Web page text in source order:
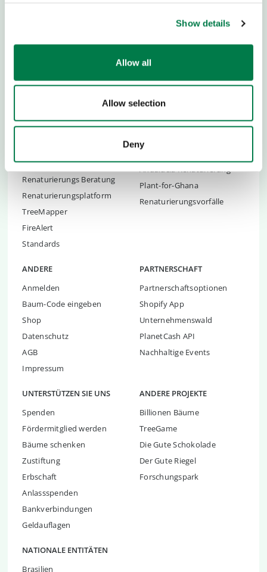
Show details
Allow all
Allow selection
Deny
Karriere
Partnerschule
Global Ambassadors Council
Kinderkonferenzen
Das FÖJ
en
Renaturierungs Beratung
Renaturierungsplatform
TreeMapper
FireAlert
Standards
Andalucia Renaturierung
Plant-for-Ghana
Renaturierungsvorfälle
ANDERE
Anmelden
Baum-Code eingeben
Shop
Datenschutz
AGB
Impressum
PARTNERSCHAFT
Partnerschaftsoptionen
Shopify App
Unternehmenswald
PlanetCash API
Nachhaltige Events
UNTERSTÜTZEN SIE UNS
Spenden
Fördermitglied werden
Bäume schenken
Zustiftung
Erbschaft
Anlassspenden
Bankverbindungen
Geldauflagen
ANDERE PROJEKTE
Billionen Bäume
TreeGame
Die Gute Schokolade
Der Gute Riegel
Forschungspark
NATIONALE ENTITÄTEN
Brasilien